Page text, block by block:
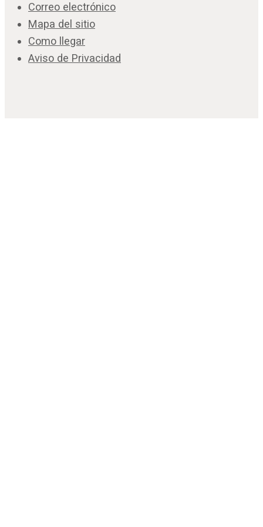
Correo electrónico
Mapa del sitio
Como llegar
Aviso de Privacidad